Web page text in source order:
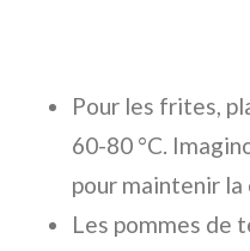
Pour les frites,
60-80 °C.
pour maintenir la
Les pommes de